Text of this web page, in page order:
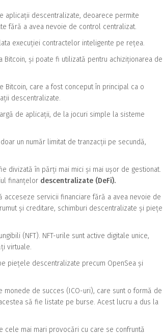
aplicații descentralizate, deoarece permite
fără a avea nevoie de control centralizat.
execuției contractelor inteligente pe rețea.
și poate fi utilizată pentru achiziționarea de
Bitcoin, care a fost conceput în principal ca o
descentralizate.
de aplicații, de la jocuri simple la sisteme
un număr limitat de tranzacții pe secundă,
divizată în părți mai mici și mai ușor de gestionat.
finanțelor descentralizate (DeFi).
servicii financiare fără a avea nevoie de
și creditare, schimburi descentralizate și piețe
(NFT). NFT-urile sunt active digitale unice,
virtuale.
piețele descentralizate precum OpenSea și
de succes (ICO-uri), care sunt o formă de
să fie listate pe burse. Acest lucru a dus la
cele mai mari provocări cu care se confruntă